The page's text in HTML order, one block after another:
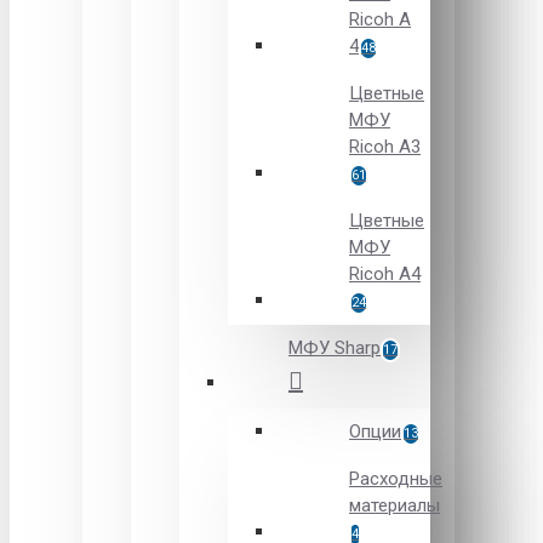
Ricoh A
448
Цветные
МФУ
Ricoh A3
61
Цветные
МФУ
Ricoh A4
24
МФУ Sharp 17
Опции 13
Расходные
материалы
4